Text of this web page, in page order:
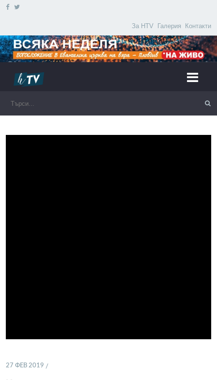
За HTV Галерия Контакти
27 ФЕВ 2019